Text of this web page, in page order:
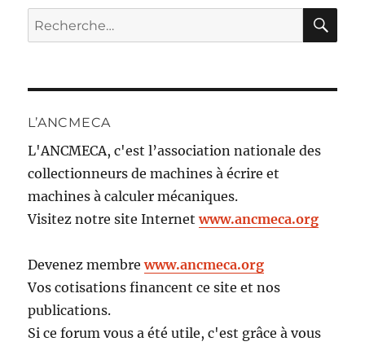
Recherche
pour :
L’ANCMECA
L'ANCMECA, c'est l’association nationale des
collectionneurs de machines à écrire et
machines à calculer mécaniques.
Visitez notre site Internetwww.ancmeca.org
Devenez membrewww.ancmeca.org
Vos cotisations financent ce site et nos
publications.
Si ce forum vous a été utile, c'est grâce à vous